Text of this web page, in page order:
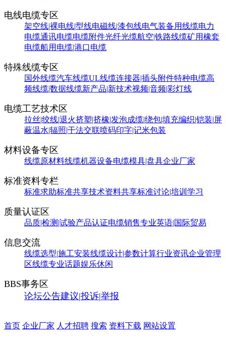
电线电缆专区
架空线|裸电线|型线电磁线|漆包线电气装备用线缆电力
电缆通讯电缆电缆附件光纤光缆航空|铁路线缆矿用橡套
电缆船用电缆|港口电缆
特殊线缆专区
国外线缆汽车线缆UL线缆连接器|插头附件特种电缆高
频线缆|数据线缆新产品|新技术视频|音频|彩灯线
电缆工艺技术区
拉丝|绞线|退火挤塑|挤橡|发泡成缆|绕包|填充编织|铠装|屏
蔽温水|辐照|干法交联喷码印字|记米包装
材料设备专区
线缆原材料线缆机器设备电缆模具|盘具企业厂家
标准资料专栏
标准求助标准共享技术资料共享标准讨论|培训学习
质量认证区
品质|检测|试验产品认证电缆销售专业英语|国际贸易
信息交流
线缆选型|施工安装线缆设计|参数计算行业资讯企业管理
区线缆专业话题娱乐休闲
BBS事务区
论坛公告建议|投诉|举报
首页 企业厂家 人才招聘 搜索 资料下载 网站设置